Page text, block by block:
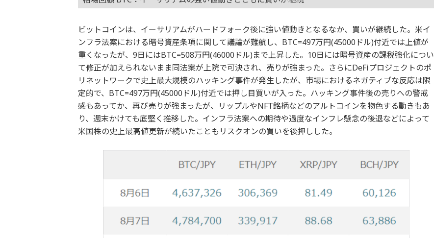
ビットコインは、イーサリアムがハードフォーク後に強い値動きとなるなか、買いが継続した。米イ
ンフラ法案における暗号資産条項に関して議論が難航し、BTC=497万円(45000ドル)付近では上値が
重くなったが、9日にはBTC=508万円(46000ドル)まで上昇した。10日には暗号資産の課税強化につい
て修正が加えられないまま同法案が上院で可決され、売りが強まった。さらにDeFiプロジェクトのポ
リネットワークで史上最大規模のハッキング事件が発生したが、市場におけるネガティブな反応は限
定的で、BTC=497万円(45000ドル)付近では押し目買いが入った。ハッキング事件後の売りへの警戒
感もあってか、再び売りが強まったが、リップルやNFT銘柄などのアルトコインを物色する動きもあ
り、週末かけても底堅く推移した。インフラ法案への期待や過度なインフレ懸念の後退などによって
米国株の史上最高値更新が続いたこともリスクオンの買いを後押しした。